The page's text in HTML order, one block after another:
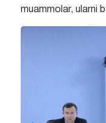
muammolar, ularni